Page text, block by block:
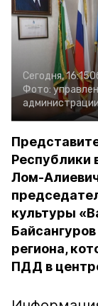
Сегодня, 16:15
Фото:
Республики
Лом-
культуры
региона,
ПДД в